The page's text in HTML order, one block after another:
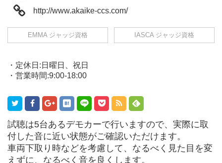
http://www.akaike-ccs.com/
EMMA ジャッジ資格 IASCA ジャッジ資格
・定休日:日曜日、祝日
・営業時間:9:00-18:00
試聴は5台あるデモカーで行いますので、実際に取
付した音に近い状態がご確認いただけます。
車両下取り時などを考慮して、なるべく見た目を変
えずに、なるべく音を良くします。